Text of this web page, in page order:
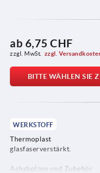
ab 6,75 CHF
zzgl. MwSt. zzgl.
BITTE WÄHLEN SIE
WERKSTOFF
Thermoplast
glasfaserverstärkt.
Achsbolzen und Zubehör